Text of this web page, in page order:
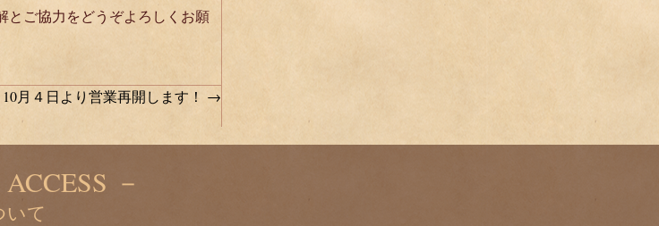
とご協力をどうぞよろしくお願
10月４日より営業再開します！ →
ACCESS －
いて